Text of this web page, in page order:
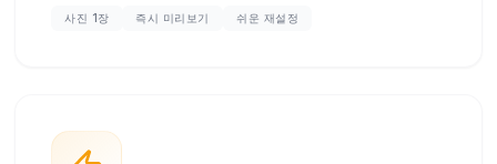
사진 1장 즉시 미리보기 쉬운 재설정